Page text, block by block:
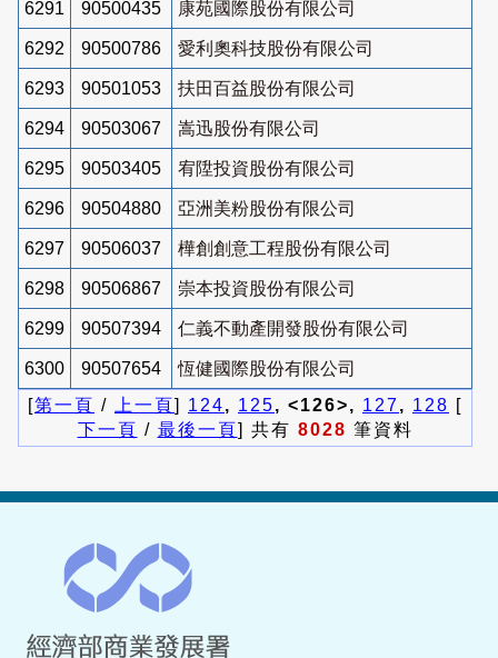
6291 90500435 康苑國際股份有限公司
6292 90500786 愛利奧科技股份有限公司
6293 90501053 扶田百益股份有限公司
6294 90503067 嵩迅股份有限公司
6295 90503405 宥陞投資股份有限公司
6296 90504880 亞洲美粉股份有限公司
6297 90506037 樺創創意工程股份有限公司
6298 90506867 崇本投資股份有限公司
6299 90507394 仁義不動產開發股份有限公司
6300 90507654
恆健國際股份有限公司
[第一頁 / 上一頁] 124, 125, <126>, 127, 128 [
下一頁 / 最後一頁] 共有 8028 筆資料